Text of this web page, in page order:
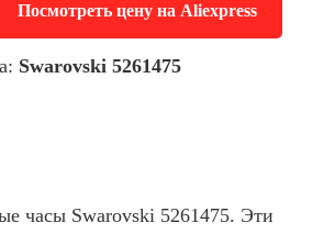
Посмотреть цену на Aliexpress
Swarovski 5261475
часы Swarovski 5261475. Эти